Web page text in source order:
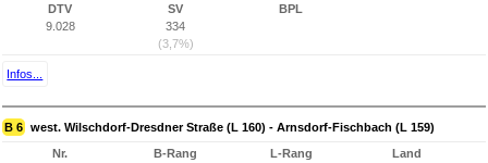
DTV
9.028
SV
334
(3,7%)
BPL
Infos...
B 6 west. Wilschdorf-Dresdner Straße (L 160) - Arnsdorf-Fischbach (L 159)
Nr.
B-Rang
L-Rang
Land